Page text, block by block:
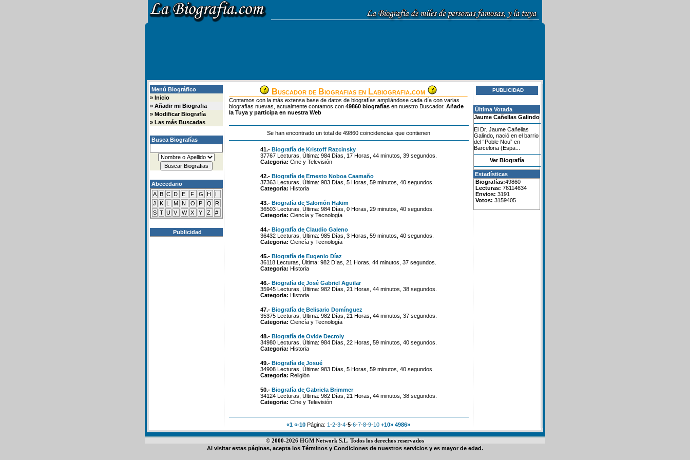
Menú Biográfico
» Inicio
» Añadir mi Biografia
» Modificar Biografía
» Las más Buscadas
Busca Biografías
Abecedario
A B C D E F G H
I
J
K L M N O P Q
R
S T U V W X Y Z #
Publicidad
Buscador de Biografias en Labiografia.com
Contamos con la más extensa base de datos de biografías ampliándose cada día con varias
biografías nuevas, actualmente contamos con 49860 biografías en nuestro Buscador. Añade
la Tuya y participa en nuestra Web
Se han encontrado un total de 49860 coincidencias que contienen
41.- Biografía de Kristoff Razcinsky
37767 Lecturas, Última: 984 Días, 17 Horas, 44 minutos, 39 segundos.
Categoria: Cine y Televisión
42.- Biografía de Ernesto Noboa Caamaño
37363 Lecturas, Última: 983 Días, 5 Horas, 59 minutos, 40 segundos.
Categoria: Historia
43.- Biografía de Salomón Hakim
36503 Lecturas, Última: 984 Días, 0 Horas, 29 minutos, 40 segundos.
Categoria: Ciencía y Tecnología
44.- Biografía de Claudio Galeno
36432 Lecturas, Última: 985 Días, 3 Horas, 59 minutos, 40 segundos.
Categoria: Ciencía y Tecnología
45.- Biografía de Eugenio Díaz
36118 Lecturas, Última: 982 Días, 21 Horas, 44 minutos, 37 segundos.
Categoria: Historia
46.- Biografía de José Gabriel Aguilar
35945 Lecturas, Última: 982 Días, 21 Horas, 44 minutos, 38 segundos.
Categoria: Historia
47.- Biografía de Belisario Domínguez
35375 Lecturas, Última: 982 Días, 21 Horas, 44 minutos, 37 segundos.
Categoria: Ciencía y Tecnología
48.- Biografía de Ovide Decroly
34980 Lecturas, Última: 984 Días, 22 Horas, 59 minutos, 40 segundos.
Categoria: Historia
49.- Biografía de Josué
34908 Lecturas, Última: 983 Días, 5 Horas, 59 minutos, 40 segundos.
Categoria: Religión
50.- Biografía de Gabriela Brimmer
34124 Lecturas, Última: 982 Días, 21 Horas, 44 minutos, 38 segundos.
Categoria: Cine y Televisión
«1 «-10 Página: 1-2-3-4-5-6-7-8-9-10 +10» 4986»
PUBLICIDAD
Última Votada
Jaume Cañellas Galindo
El Dr. Jaume Cañellas
Galindo, nació en el barrio
del “Poble Nou” en
Barcelona (Espa...
Ver Biografía
Estadísticas
Biografías:49860
Lecturas: 76114634
Envios: 3191
Votos: 3159405
© 2000-2026 HGM Network S.L. Todos los derechos reservados
Al visitar estas páginas, acepta los Términos y Condiciones de nuestros servicios y es mayor de edad.